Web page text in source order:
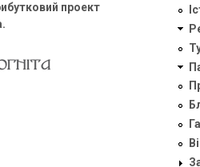
проект